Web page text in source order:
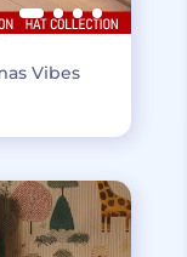
Vibes